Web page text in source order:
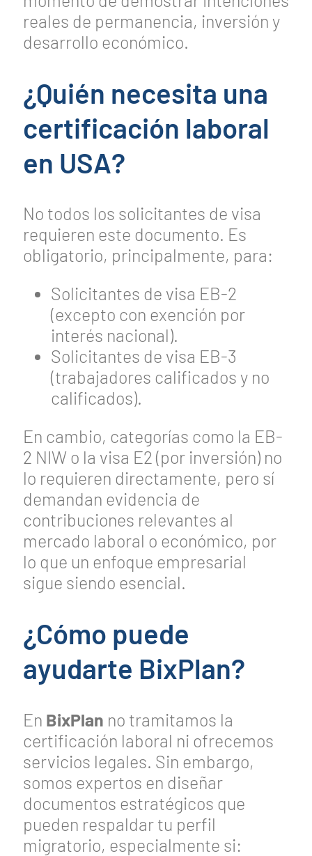
reales de permanencia, inversión y
desarrollo económico.
¿Quién necesita una
certificación laboral
en USA?
No todos los solicitantes de visa
requieren este documento. Es
obligatorio, principalmente, para:
Solicitantes de visa EB-2
(excepto con exención por
interés nacional).
Solicitantes de visa EB-3
(trabajadores calificados y no
calificados).
En cambio, categorías como la EB-
2 NIW o la visa E2 (por inversión) no
lo requieren directamente, pero sí
demandan evidencia de
contribuciones relevantes al
mercado laboral o económico, por
lo que un enfoque empresarial
sigue siendo esencial.
¿Cómo puede
ayudarte BixPlan?
En BixPlan no tramitamos la
certificación laboral ni ofrecemos
servicios legales. Sin embargo,
somos expertos en diseñar
documentos estratégicos que
pueden respaldar tu perfil
migratorio, especialmente si: